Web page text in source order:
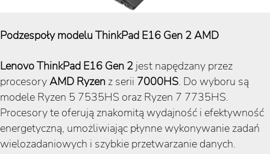
Podzespoły modelu ThinkPad E16 Gen 2 AMD
Lenovo ThinkPad E16 Gen 2 jest napędzany przez
procesoryAMD Ryzen z serii 7000HS. Do wyboru są
modele Ryzen 5 7535HS oraz Ryzen 7 7735HS.
Procesory te oferują znakomitą wydajność i efektywność
energetyczną, umożliwiając płynne wykonywanie zadań
wielozadaniowych i szybkie przetwarzanie danych.